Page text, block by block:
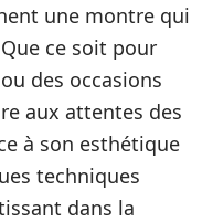
une montre qui
ce soit pour
des occasions
aux attentes des
à son esthétique
techniques
dans la